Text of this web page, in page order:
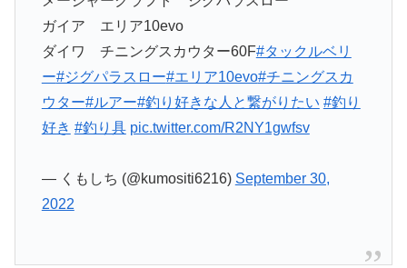
ガイア エリア10evo
ダイワ チニングスカウター60F#タックルベリ
ー#ジグパラスロー#エリア10evo#チニングスカ
ウター#ルアー#釣り好きな人と繋がりたい #釣り
好き #釣り具 pic.twitter.com/R2NY1gwfsv
— くもしち (@kumositi6216) September 30,
2022